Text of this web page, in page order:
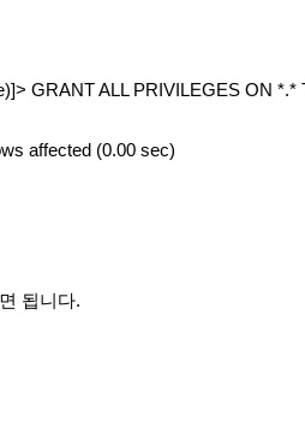
GRANT ALL PRIVILEGES ON
affected (0.00 sec)
됩니다.